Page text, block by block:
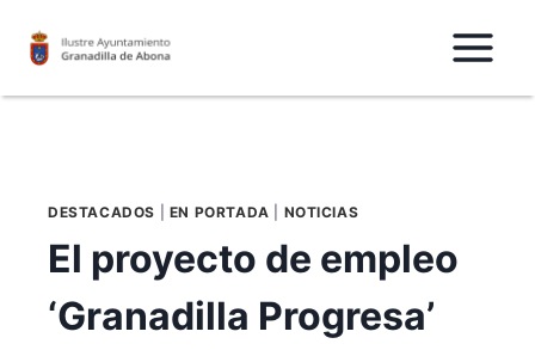
DESTACADOS EN PORTADA NOTICIAS
El proyecto de empleo
‘Granadilla Progresa’